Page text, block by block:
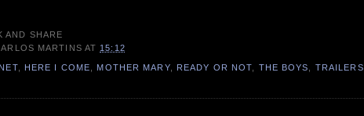
MARTINS AT 15:12
, HERE I COME MOTHER MARY, READY OR NOT THE BOYS TRAILERS